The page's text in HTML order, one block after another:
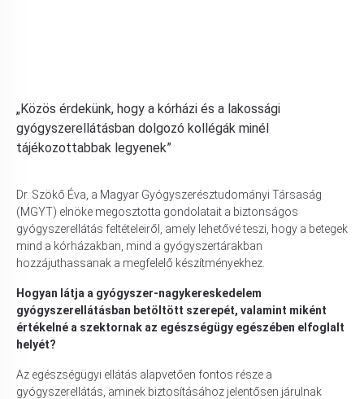
„Közös érdekünk, hogy a kórházi és a lakossági
gyógyszerellátásban dolgozó kollégák minél
tájékozottabbak legyenek”
Dr. Szökő Éva, a Magyar Gyógyszerésztudományi Társaság
(MGYT) elnöke megosztotta gondolatait a biztonságos
gyógyszerellátás feltételeiről, amely lehetővé teszi, hogy a betegek
mind a kórházakban, mind a gyógyszertárakban
hozzájuthassanak a megfelelő készítményekhez.
Hogyan látja a gyógyszer-nagykereskedelem
gyógyszerellátásban betöltött szerepét, valamint miként
értékelné a szektornak az egészségügy egészében elfoglalt
helyét?
Az egészségügyi ellátás alapvetően fontos része a
gyógyszerellátás, aminek biztosításához jelentősen járulnak